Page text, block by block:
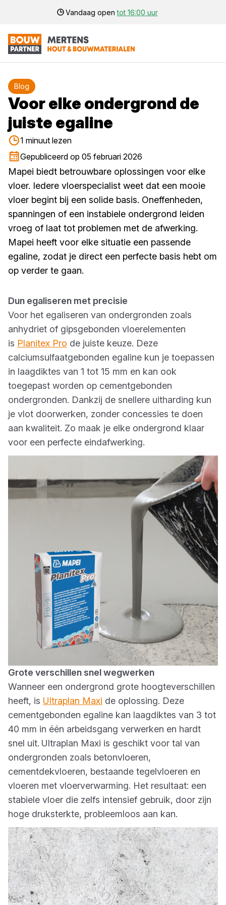
Vandaag opentot 16:00 uur
Blog
Voor elke ondergrond de
juiste egaline
1 minuut lezen
Gepubliceerd op 05 februari 2026
Mapei biedt betrouwbare oplossingen voor elke
vloer. Iedere vloerspecialist weet dat een mooie
vloer begint bij een solide basis. Oneffenheden,
spanningen of een instabiele ondergrond leiden
vroeg of laat tot problemen met de afwerking.
Mapei heeft voor elke situatie een passende
egaline, zodat je direct een perfecte basis hebt om
op verder te gaan.
Dun egaliseren met precisie
Voor het egaliseren van ondergronden zoals
anhydriet of gipsgebonden vloerelementen
is Planitex Pro de juiste keuze. Deze
calciumsulfaatgebonden egaline kun je toepassen
in laagdiktes van 1 tot 15 mm en kan ook
toegepast worden op cementgebonden
ondergronden. Dankzij de snellere uitharding kun
je vlot doorwerken, zonder concessies te doen
aan kwaliteit. Zo maak je elke ondergrond klaar
voor een perfecte eindafwerking.
Grote verschillen snel wegwerken
Wanneer een ondergrond grote hoogteverschillen
heeft, is Ultraplan Maxi de oplossing. Deze
cementgebonden egaline kan laagdiktes van 3 tot
40 mm in één arbeidsgang verwerken en hardt
snel uit. Ultraplan Maxi is geschikt voor tal van
ondergronden zoals betonvloeren,
cementdekvloeren, bestaande tegelvloeren en
vloeren met vloerverwarming. Het resultaat: een
stabiele vloer die zelfs intensief gebruik, door zijn
hoge druksterkte, probleemloos aan kan.